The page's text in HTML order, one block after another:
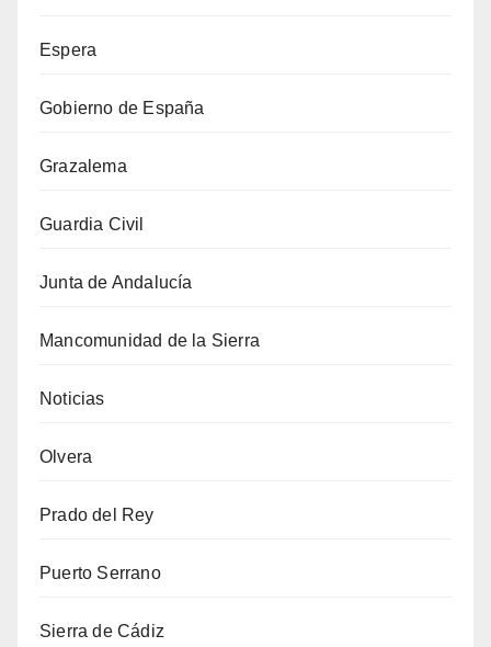
Espera
Gobierno de España
Grazalema
Guardia Civil
Junta de Andalucía
Mancomunidad de la Sierra
Noticias
Olvera
Prado del Rey
Puerto Serrano
Sierra de Cádiz